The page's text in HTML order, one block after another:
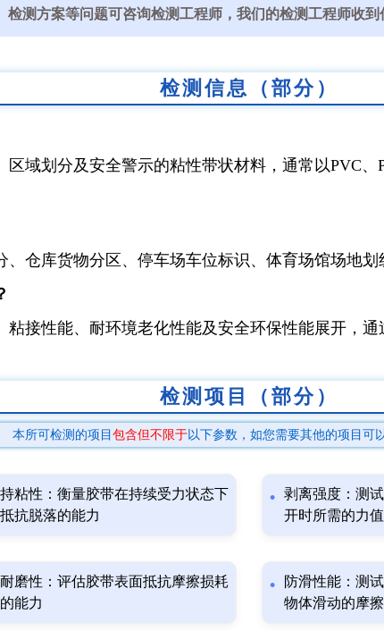
检测方案等问题可咨询检测工程师，我们的检测工程师收
检测信息（部分）
域划分及安全警示的粘性带状材料，通常以PVC
仓库货物分区、停车场车位标识、体育场馆场地
接性能、耐环境老化性能及安全环保性能展开，
检测项目（部分）
本所可检测的项目 包含但不限于以下参数，如您需要其他的项目可
持粘性：衡量胶带在持续受力状态下
抵抗脱落的能力
剥离强度：测
开时所需的力值
耐磨性：评估胶带表面抵抗摩擦损耗
的能力
防滑性能：测
物体滑动的摩